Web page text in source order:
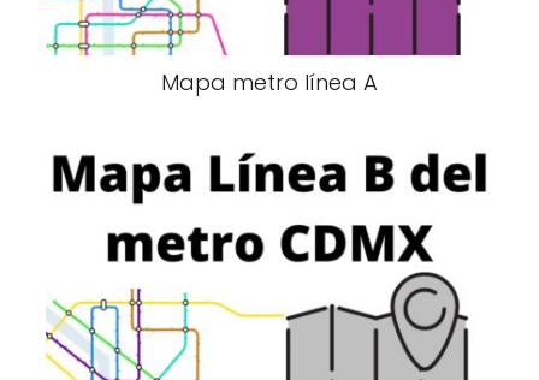
Mapa metro línea A